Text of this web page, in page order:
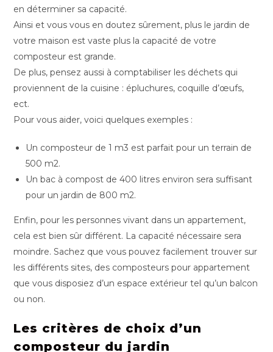
en déterminer sa capacité.
Ainsi et vous vous en doutez sûrement, plus le jardin de
votre maison est vaste plus la capacité de votre
composteur est grande.
De plus, pensez aussi à comptabiliser les déchets qui
proviennent de la cuisine : épluchures, coquille d’œufs,
ect.
Pour vous aider, voici quelques exemples :
Un composteur de 1 m3 est parfait pour un terrain de
500 m2.
Un bac à compost de 400 litres environ sera suffisant
pour un jardin de 800 m2.
Enfin, pour les personnes vivant dans un appartement,
cela est bien sûr différent. La capacité nécessaire sera
moindre. Sachez que vous pouvez facilement trouver sur
les différents sites, des composteurs pour appartement
que vous disposiez d’un espace extérieur tel qu’un balcon
ou non.
Les critères de choix d’un
composteur du jardin